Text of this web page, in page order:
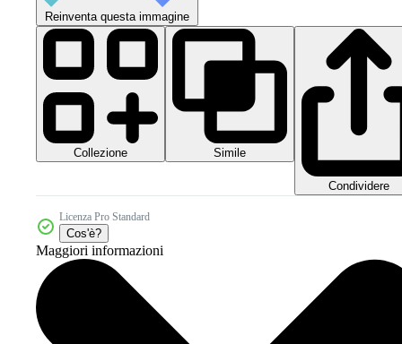
Reinventa questa immagine
Collezione Simile
Condividere
Licenza Pro Standard
Cos'è?
Maggiori informazioni